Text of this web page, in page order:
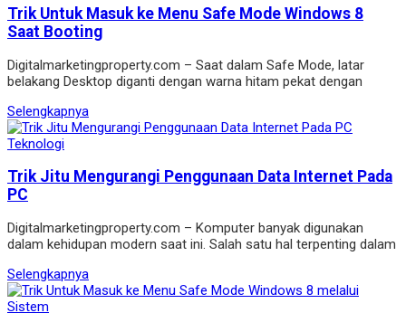
Trik Untuk Masuk ke Menu Safe Mode Windows 8
Saat Booting
Digitalmarketingproperty.com – Saat dalam Safe Mode, latar
belakang Desktop diganti dengan warna hitam pekat dengan
Selengkapnya
Teknologi
Trik Jitu Mengurangi Penggunaan Data Internet Pada
PC
Digitalmarketingproperty.com – Komputer banyak digunakan
dalam kehidupan modern saat ini. Salah satu hal terpenting dalam
Selengkapnya